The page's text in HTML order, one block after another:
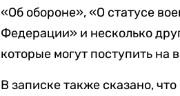
«Об обороне», «О статусе
Федерации» и несколько
которые могут поступить на
В записке также сказано,